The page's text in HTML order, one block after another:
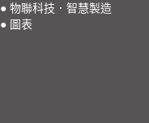
● 物聯科技．智慧製造
● 圖表